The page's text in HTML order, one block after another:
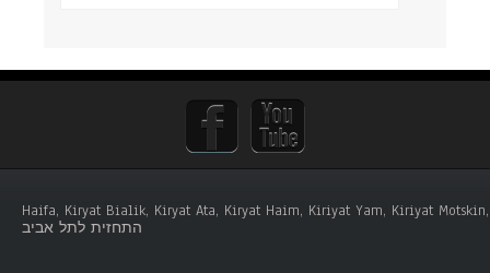
Haifa, Kiryat Bialik, Kiryat Ata, Kiryat Haim, Kiriyat Yam, Kiriyat
התחזית לתל אביב